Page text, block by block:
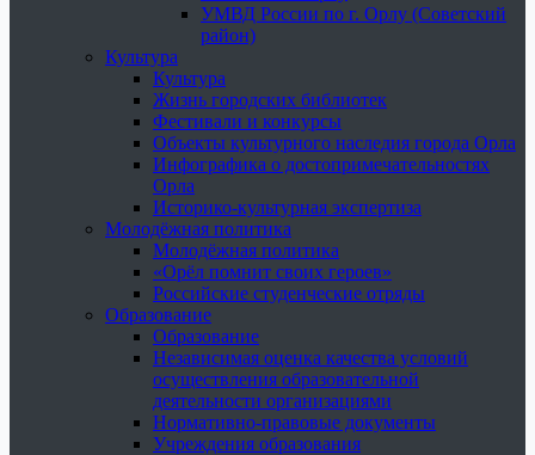
УМВД России по г. Орлу (Советский
район)
Культура
Культура
Жизнь городских библиотек
Фестивали и конкурсы
Объекты культурного наследия города Орла
Инфографика о достопримечательностях
Орла
Историко-культурная экспертиза
Молодёжная политика
Молодёжная политика
«Орёл помнит своих героев»
Российские студенческие отряды
Образование
Образование
Независимая оценка качества условий
осуществления образовательной
деятельности организациями
Нормативно-правовые документы
Учреждения образования